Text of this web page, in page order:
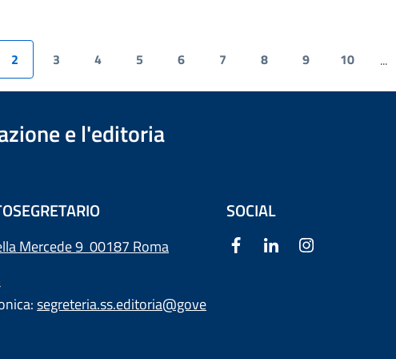
2 3 4 5 6 7 8 9 10 ...
e l'editoria
Mercede 9 00187 Roma
segreteria.ss.editoria@gove
SOCIAL